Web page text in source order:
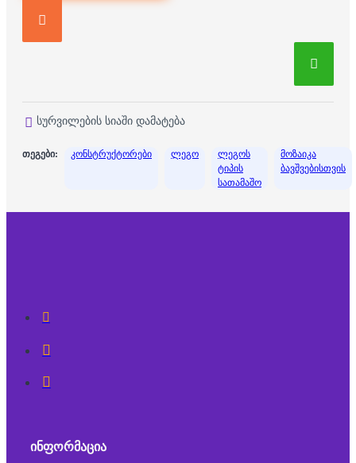
სურვილების სიაში დამატება
თეგები: კონსტრუქტორები ლეგო
ლეგოს
ტიპის
სათამაშო
მოზაიკა
ბავშვებისთვის
ᲘᲜᲤᲝᲠᲛᲐᲪᲘᲐ